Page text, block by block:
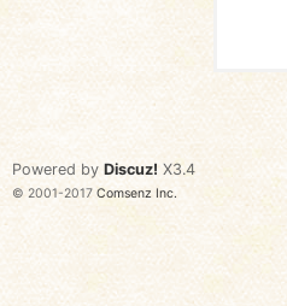
Powered by Discuz! X3.4
© 2001-2017 Comsenz Inc.